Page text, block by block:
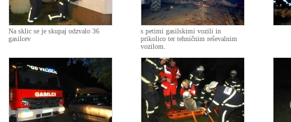
Na sklic se je skupaj odzvalo 36
gasilcev
s petimi gasilskimi vozili in
prikolico ter tehničnim reševalnim
vozilom.